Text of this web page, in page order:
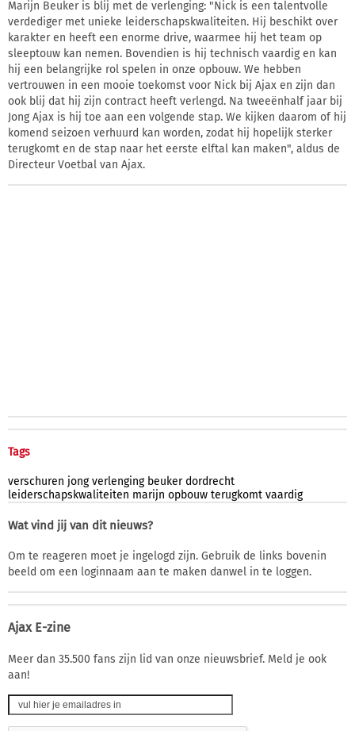
Marijn Beuker is blij met de verlenging: "Nick is een talentvolle
verdediger met unieke leiderschapskwaliteiten. Hij beschikt over
karakter en heeft een enorme drive, waarmee hij het team op
sleeptouw kan nemen. Bovendien is hij technisch vaardig en kan
hij een belangrijke rol spelen in onze opbouw. We hebben
vertrouwen in een mooie toekomst voor Nick bij Ajax en zijn dan
ook blij dat hij zijn contract heeft verlengd. Na tweeënhalf jaar bij
Jong Ajax is hij toe aan een volgende stap. We kijken daarom of hij
komend seizoen verhuurd kan worden, zodat hij hopelijk sterker
terugkomt en de stap naar het eerste elftal kan maken", aldus de
Directeur Voetbal van Ajax.
Tags
verschuren jong verlenging beuker dordrecht
leiderschapskwaliteiten marijn opbouw terugkomt vaardig
Wat vind jij van dit nieuws?
Om te reageren moet je ingelogd zijn. Gebruik de links bovenin
beeld om een loginnaam aan te maken danwel in te loggen.
Ajax E-zine
Meer dan 35.500 fans zijn lid van onze nieuwsbrief. Meld je ook
aan!